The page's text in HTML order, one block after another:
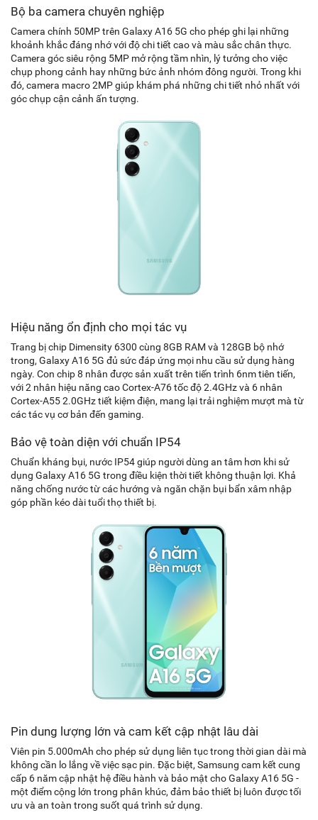
Bộ ba camera chuyên nghiệp
Camera chính 50MP trên Galaxy A16 5G cho phép ghi lại những
khoảnh khắc đáng nhớ với độ chi tiết cao và màu sắc chân thực.
Camera góc siêu rộng 5MP mở rộng tầm nhìn, lý tưởng cho việc
chụp phong cảnh hay những bức ảnh nhóm đông người. Trong khi
đó, camera macro 2MP giúp khám phá những chi tiết nhỏ nhất với
góc chụp cận cảnh ấn tượng.
Hiệu năng ổn định cho mọi tác vụ
Trang bị chip Dimensity 6300 cùng 8GB RAM và 128GB bộ nhớ
trong, Galaxy A16 5G đủ sức đáp ứng mọi nhu cầu sử dụng hàng
ngày. Con chip 8 nhân được sản xuất trên tiến trình 6nm tiên tiến,
với 2 nhân hiệu năng cao Cortex-A76 tốc độ 2.4GHz và 6 nhân
Cortex-A55 2.0GHz tiết kiệm điện, mang lại trải nghiệm mượt mà từ
các tác vụ cơ bản đến gaming.
Bảo vệ toàn diện với chuẩn IP54
Chuẩn kháng bụi, nước IP54 giúp người dùng an tâm hơn khi sử
dụng Galaxy A16 5G trong điều kiện thời tiết không thuận lợi. Khả
năng chống nước từ các hướng và ngăn chặn bụi bẩn xâm nhập
góp phần kéo dài tuổi thọ thiết bị.
Pin dung lượng lớn và cam kết cập nhật lâu dài
Viên pin 5.000mAh cho phép sử dụng liên tục trong thời gian dài mà
không cần lo lắng về việc sạc pin. Đặc biệt, Samsung cam kết cung
cấp 6 năm cập nhật hệ điều hành và bảo mật cho Galaxy A16 5G -
một điểm cộng lớn trong phân khúc, đảm bảo thiết bị luôn được tối
ưu và an toàn trong suốt quá trình sử dụng.